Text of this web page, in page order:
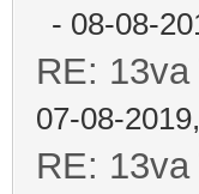
- 08-08-
RE:
07-08-
RE: